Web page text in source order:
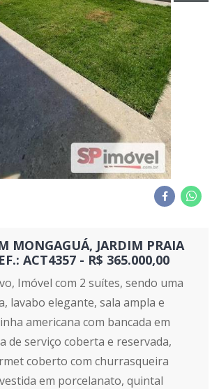
MONGAGUÁ, JARDIM PRAIA
ACT4357 - R$ 365.000,00
Imóvel com 2 suítes, sendo uma
lavabo elegante, sala ampla e
americana com bancada em
de serviço coberta e reservada,
coberto com churrasqueira
em porcelanato, quintal